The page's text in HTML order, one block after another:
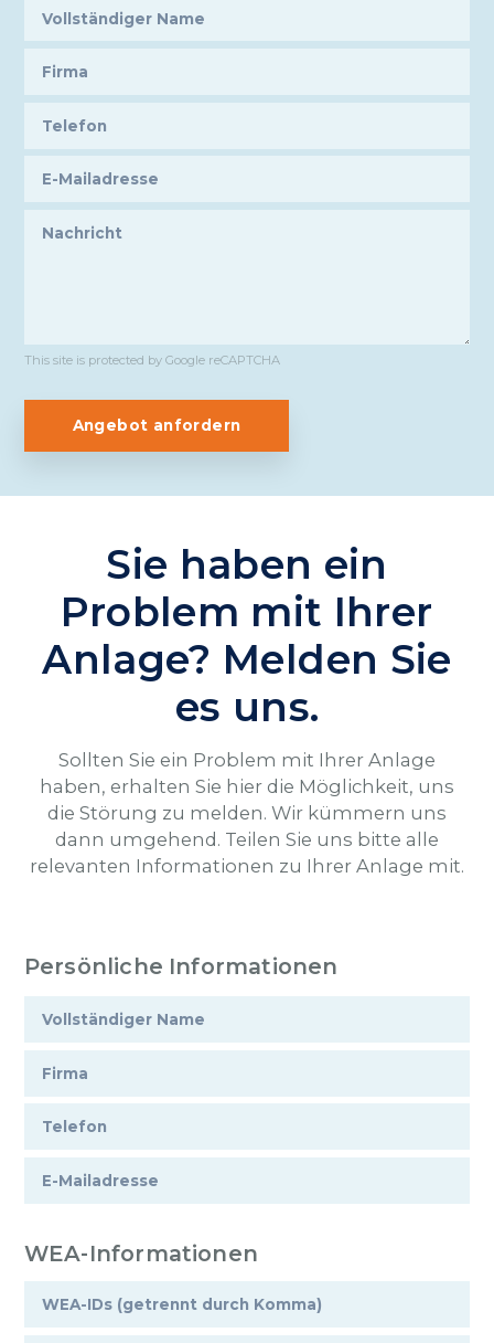
This site is protected by Google reCAPTCHA
Angebot anfordern
Sie haben ein
Problem mit Ihrer
Anlage? Melden Sie
es uns.
Sollten Sie ein Problem mit Ihrer Anlage
haben, erhalten Sie hier die Möglichkeit, uns
die Störung zu melden. Wir kümmern uns
dann umgehend. Teilen Sie uns bitte alle
relevanten Informationen zu Ihrer Anlage mit.
Persönliche Informationen
WEA-Informationen